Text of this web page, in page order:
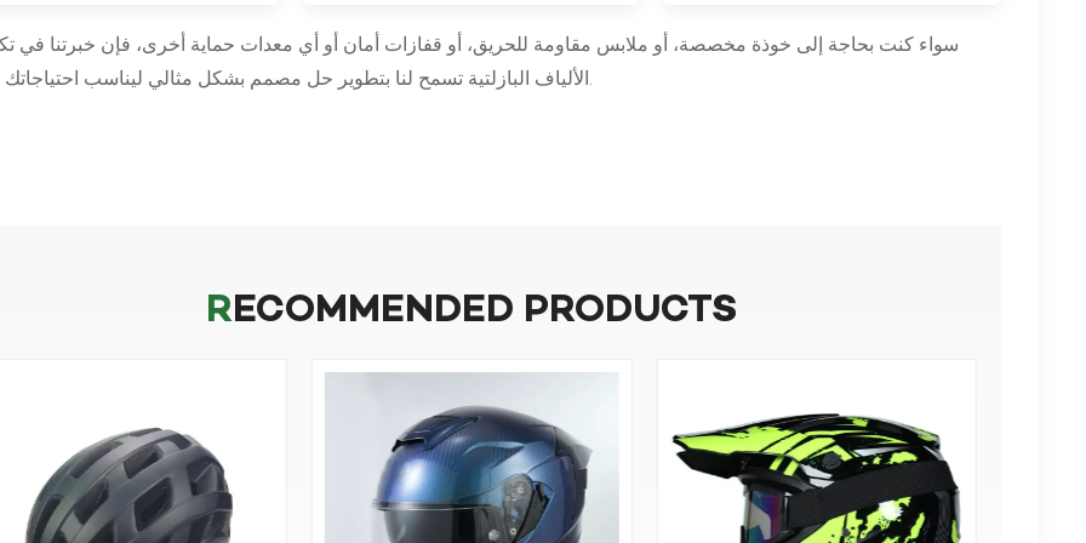
سواء كنت بحاجة إلى خوذة مخصصة، أو ملابس مقاومة للحريق، أو قفازات أمان أو أي معدات حماية أخرى، فإن خبرتنا في
الألياف البازلتية تسمح لنا بتطوير حل مصمم بشكل مثالي ليناسب احتياجاتك الخاصة.
RECOMMENDED PRODUCTS